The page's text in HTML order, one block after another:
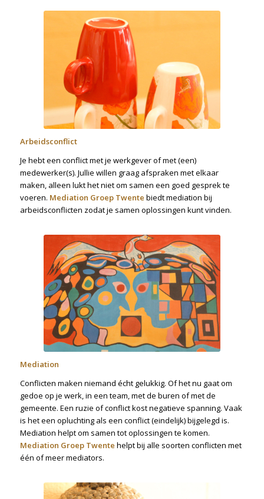
Arbeidsconflict
Je hebt een conflict met je werkgever of met (een)
medewerker(s). Jullie willen graag afspraken met elkaar
maken, alleen lukt het niet om samen een goed gesprek te
voeren. Mediation Groep Twente biedt mediation bij
arbeidsconflicten zodat je samen oplossingen kunt vinden.
Mediation
Conflicten maken niemand écht gelukkig. Of het nu gaat om
gedoe op je werk, in een team, met de buren of met de
gemeente. Een ruzie of conflict kost negatieve spanning. Vaak
is het een opluchting als een conflict (eindelijk) bijgelegd is.
Mediation helpt om samen tot oplossingen te komen.
Mediation Groep Twente helpt bij alle soorten conflicten met
één of meer mediators.